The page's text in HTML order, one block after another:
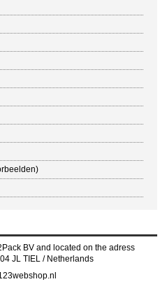
BV and located on the adress
JL TIEL / Netherlands